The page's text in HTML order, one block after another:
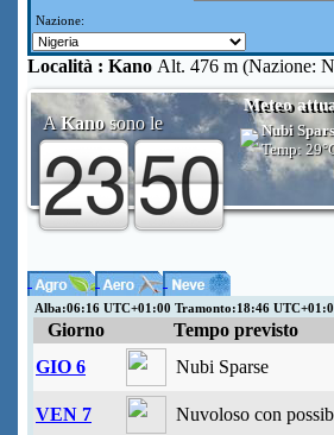
Nazione:
Località : Kano Alt. 476 m (Nazione:
AKanosono le
Meteo
Nubi
Temp:
Alba:06:16 UTC+01:00 Tramonto:18:46
Giorno
Tempo previsto
GIO 6
Nubi Sparse
VEN 7 Nuvoloso con